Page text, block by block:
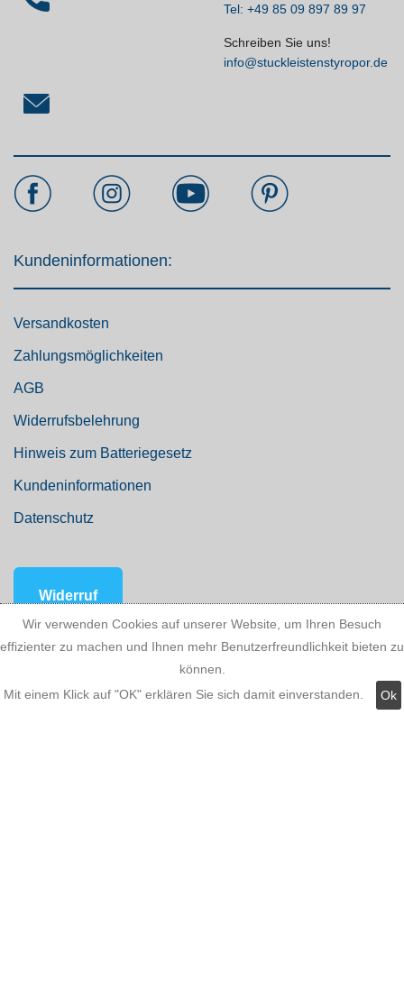
Tel: +49 85 09 897 89 97
Schreiben Sie uns!
info@stuckleistenstyropor.de
Kundeninformationen:
Versandkosten
Zahlungsmöglichkeiten
AGB
Widerrufsbelehrung
Hinweis zum Batteriegesetz
Kundeninformationen
Datenschutz
Widerruf
Kategorien:
Wir verwenden Cookies auf unserer Website, um Ihren Besuch
effizienter zu machen und Ihnen mehr Benutzerfreundlichkeit bieten zu
können.
Mit einem Klick auf "OK" erklären Sie sich damit einverstanden.
Ok